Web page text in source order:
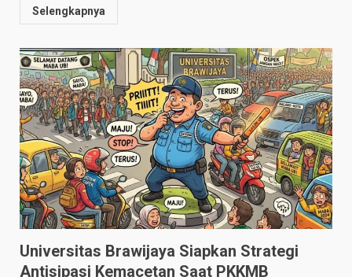
Selengkapnya
Universitas Brawijaya Siapkan Strategi
Antisipasi Kemacetan Saat PKKMB